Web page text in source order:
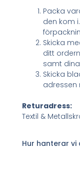
Packa
den kom
Skicka
ditt
samt
Skicka
adressen
Returadress:
Textil &
Hur hanterar